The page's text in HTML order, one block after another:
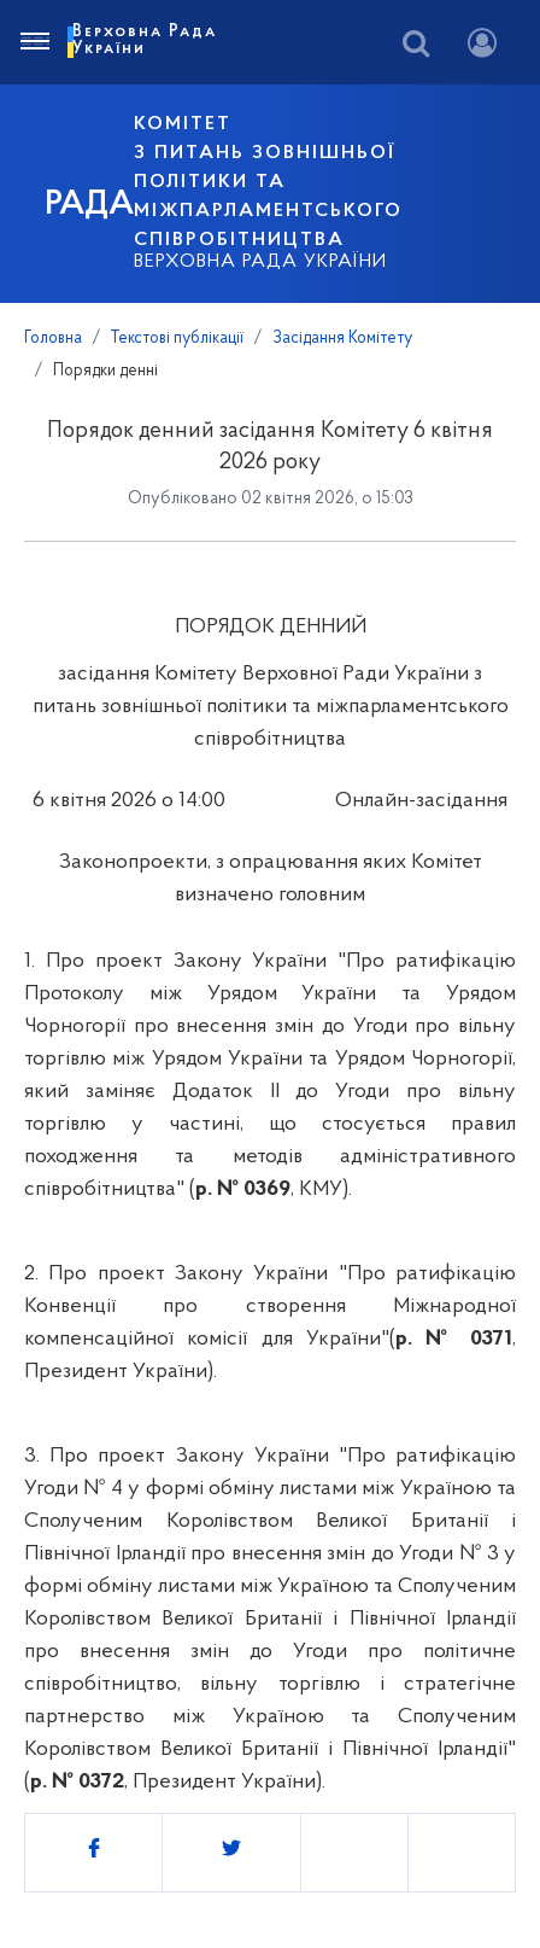
РАДА
КОМІТЕТ
З ПИТАНЬ ЗОВНІШНЬОЇ
ПОЛІТИКИ ТА
МІЖПАРЛАМЕНТСЬКОГО
СПІВРОБІТНИЦТВА
ВЕРХОВНА РАДА УКРАЇНИ
Верховна Рада
України
Головна Текстові публікації
Засідання Комітету
Порядки денні
Порядок денний засідання Комітету 6 квітня
2026 року
Опубліковано 02 квітня 2026, о 15:03
ПОРЯДОК ДЕННИЙ
засідання Комітету Верховної Ради України з
питань зовнішньої політики та міжпарламентського
співробітництва
6 квітня 2026 о 14:00 Онлайн-засідання
Законопроекти, з опрацювання яких Комітет
визначено головним
1. Про проект Закону України "Про ратифікацію
Протоколу між Урядом України та Урядом
Чорногорії про внесення змін до Угоди про вільну
торгівлю між Урядом України та Урядом Чорногорії,
який заміняє Додаток ІІ до Угоди про вільну
торгівлю у частині, що стосується правил
походження та методів адміністративного
співробітництва" (р. № 0369, КМУ).
2. Про проект Закону України "Про ратифікацію
Конвенції про створення Міжнародної
компенсаційної комісії для України"(р. № 0371 ,
Президент України).
3. Про проект Закону України "Про ратифікацію
Угоди № 4 у формі обміну листами між Україною та
Сполученим Королівством Великої Британії і
Північної Ірландії про внесення змін до Угоди № 3 у
формі обміну листами між Україною та Сполученим
Королівством Великої Британії і Північної Ірландії
про внесення змін до Угоди про політичне
співробітництво, вільну торгівлю і стратегічне
партнерство між Україною та Сполученим
Королівством Великої Британії і Північної Ірландії"
(р. № 0372, Президент України).
Поділитись